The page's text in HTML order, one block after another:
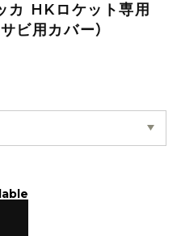
カ HKロケット専用
ビ用カバー）